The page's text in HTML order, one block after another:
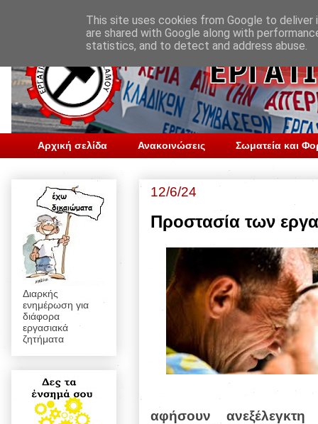
Αρχική σελίδα Ανακοινώσεις Σωματεία και
12/6/24
Προστασία των
αφήσουν
Διαρκής
ενημέρωση για
διάφορα
εργασιακά
ζητήματα
This site uses cookies from Google to
are shared with Google along with
statistics, and to detect and address abuse.